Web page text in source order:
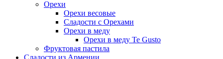
Орехи
Орехи весовые
Сладости с Орехами
Орехи в меду
Орехи в меду Te Gusto
Фруктовая пастила
Сладости из Армении